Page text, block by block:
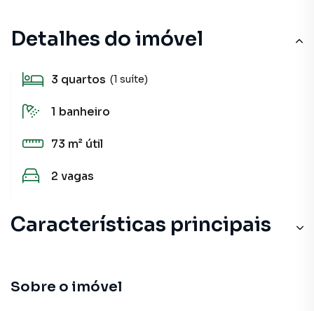
Detalhes do imóvel
3 quartos (1 suíte)
1 banheiro
73 m² útil
2 vagas
Características principais
Sobre o imóvel